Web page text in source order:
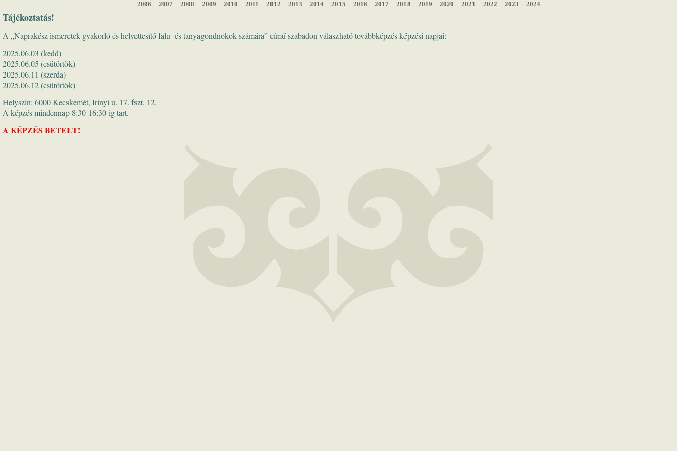
2006 2007 2008 2009 2010 2011 2012 2013 2014 2015 2016 2017 2018 2019 2020 2021 2022 2023 2024
Tájékoztatás!
A „Naprakész ismeretek gyakorló és helyettesítő falu- és tanyagondnokok számára” című szabadon válaszható továbbképzés képzési napjai:
2025.06.03 (kedd)
2025.06.05 (csütörtök)
2025.06.11 (szerda)
2025.06.12 (csütörtök)
Helyszín: 6000 Kecskemét, Irinyi u. 17. fszt. 12.
A képzés mindennap 8:30-16:30-ig tart.
A KÉPZÉS BETELT!